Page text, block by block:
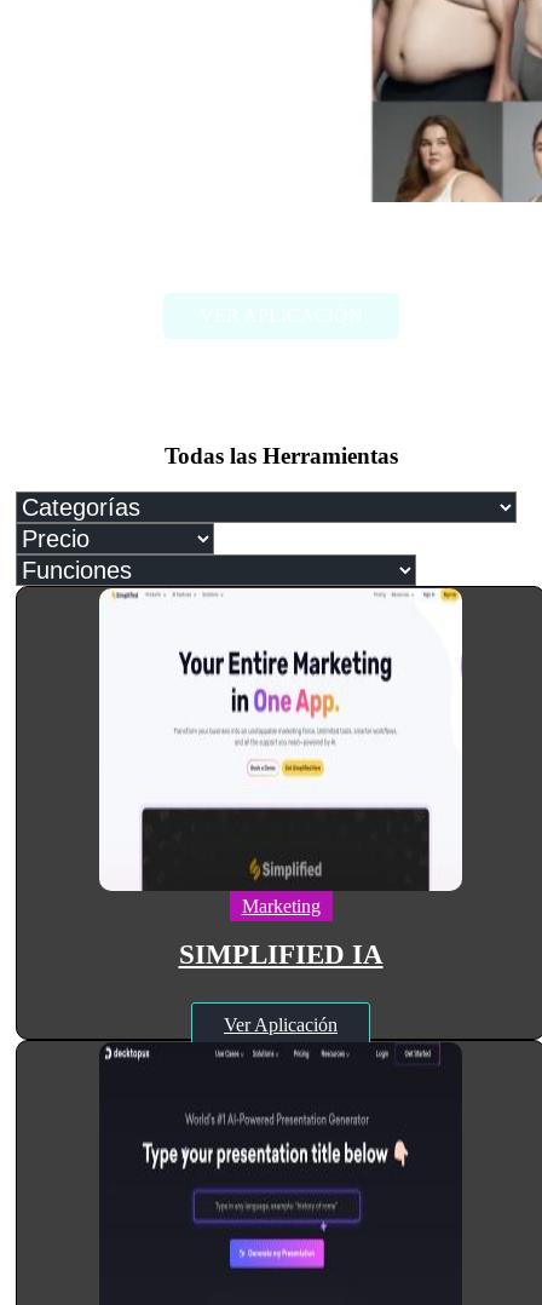
Todas las Herramientas
Marketing
SIMPLIFIED IA
Ver Aplicación